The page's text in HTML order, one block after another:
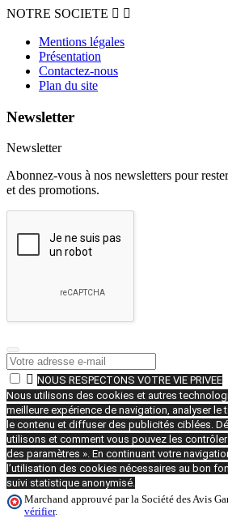
NOTRE SOCIETE  
Mentions légales
Présentation
Contactez-nous
Plan du site
Newsletter
Newsletter
Abonnez-vous à nos newsletters pour
et des promotions.
 NOUS RESPECTONS VOTRE VIE PRIVEE
Nous utilisons des cookies et autres
meilleure expérience de navigation, analyser le
le contenu et diffuser des publicités ciblées.
utilisons et comment vous pouvez les
des paramètres ». En continuant votre
l’utilisation des cookies nécessaires au bon
suivi statistique anonymisé.
Marchand approuvé par la Société des Avis
vérifier.